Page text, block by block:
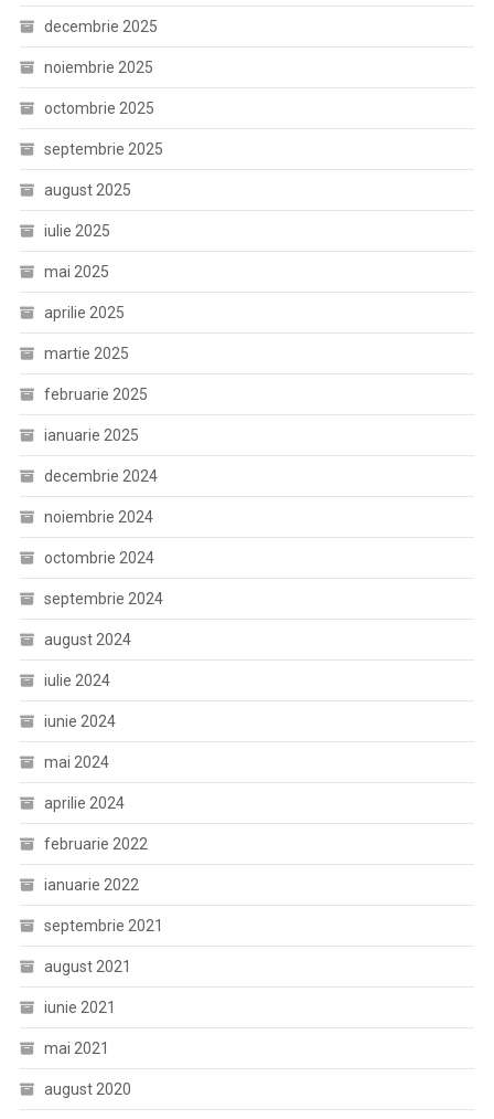
decembrie 2025
noiembrie 2025
octombrie 2025
septembrie 2025
august 2025
iulie 2025
mai 2025
aprilie 2025
martie 2025
februarie 2025
ianuarie 2025
decembrie 2024
noiembrie 2024
octombrie 2024
septembrie 2024
august 2024
iulie 2024
iunie 2024
mai 2024
aprilie 2024
februarie 2022
ianuarie 2022
septembrie 2021
august 2021
iunie 2021
mai 2021
august 2020